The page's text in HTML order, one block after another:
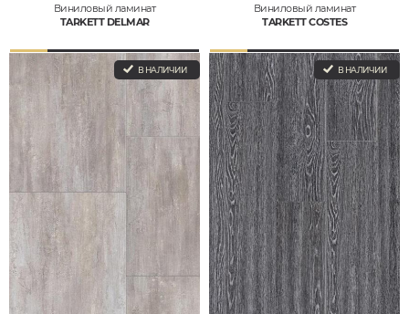
Виниловый ламинат
TARKETT DELMAR
В НАЛИЧИИ
Виниловый ламинат
TARKETT COSTES
В НАЛИЧИИ